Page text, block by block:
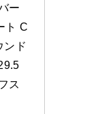
ー
ト C
ンド
ス